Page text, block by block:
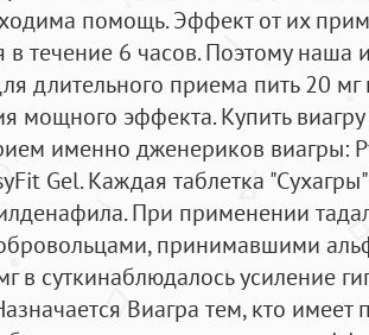
помощь. Эффект от их
в течение 6 часов. Поэтому наша
длительного приема пить 20
мощного эффекта. Купить
именно дженериков виагры:
Gel. Каждая таблетка
При применении
принимавшими
в суткинаблюдалось усиление
Виагра тем, кто